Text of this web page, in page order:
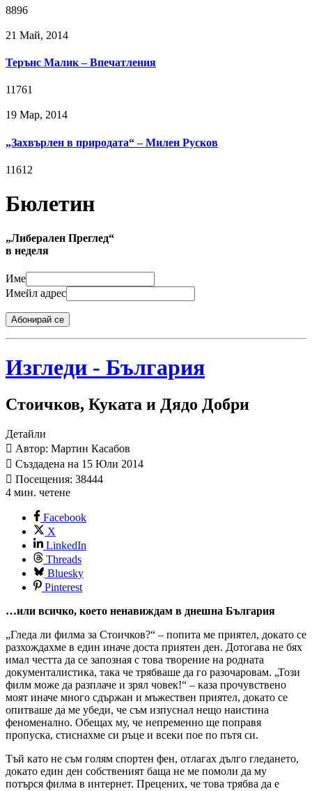
8896
21 Май, 2014
Терънс Малик – Впечатления
11761
19 Мар, 2014
„Захвърлен в природата“ – Милен Русков
11612
Бюлетин
„Либерален Преглед“
в неделя
Име
Имейл адрес
Абонирай се
Изгледи - България
Стоичков, Куката и Дядо Добри
Детайли
Автор: Мартин Касабов
Създадена на 15 Юли 2014
Посещения: 38444
4 мин. четене
Facebook
X
LinkedIn
Threads
Bluesky
Pinterest
…или всичко, което ненавиждам в днешна България
„Гледа ли филма за Стоичков?“ – попита ме приятел, докато се
разхождахме в един иначе доста приятен ден. Дотогава не бях
имал честта да се запозная с това творение на родната
документалистика, така че трябваше да го разочаровам. „Този
филм може да разплаче и зрял човек!“ – каза прочувствено
моят иначе много сдържан и мъжествен приятел, докато се
опитваше да ме убеди, че съм изпуснал нещо наистина
феноменално. Обещах му, че непременно ще поправя
пропуска, стиснахме си ръце и всеки пое по пътя си.
Тъй като не съм голям спортен фен, отлагах дълго гледането,
докато един ден собственият баща не ме помоли да му
потърся филма в интернет. Прецених, че това трябва да е